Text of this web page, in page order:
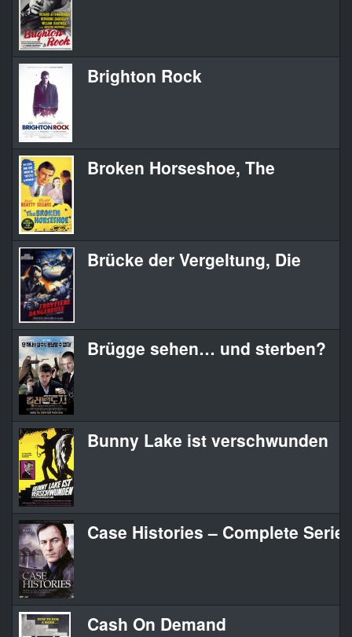
Brighton Rock
Broken Horseshoe, The
Brücke der Vergeltung, Die
Brügge sehen… und sterben?
Bunny Lake ist verschwunden
Case Histories – Complete
Cash On Demand